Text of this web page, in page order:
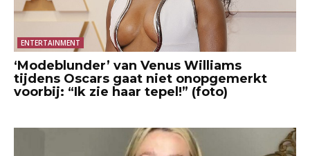
ENTERTAINMENT
‘Modeblunder’ van Venus Williams
tijdens Oscars gaat niet onopgemerkt
voorbij: “Ik zie haar tepel!” (foto)